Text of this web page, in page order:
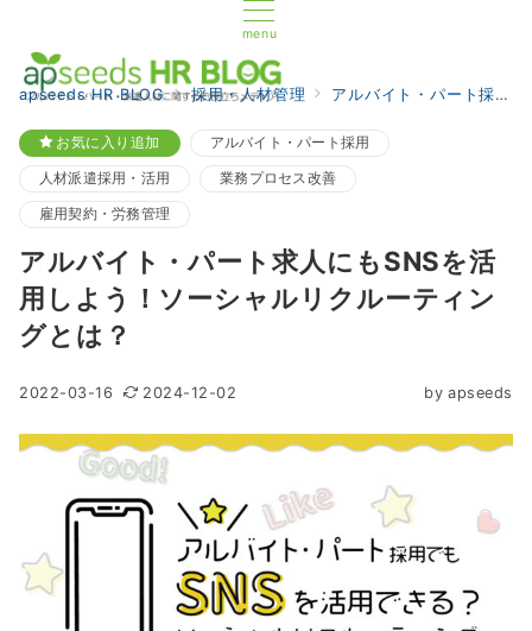
menu
apseeds HR BLOG 採用・人材管理 アルバイト・パート採用
お気に入り追加 アルバイト・パート採用
人材派遣採用・活用 業務プロセス改善
雇用契約・労務管理
アルバイト・パート求人にもSNSを活
用しよう！ソーシャルリクルーティン
グとは？
2022-03-16 2024-12-02 by apseeds